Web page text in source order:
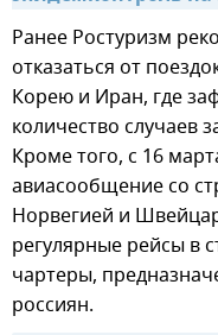
Ранее Ростуризм
отказаться от
Корею и Иран, где
количество случаев
Кроме того, с 16
авиасообщение со
Норвегией и
регулярные рейсы в
чартеры,
россиян.